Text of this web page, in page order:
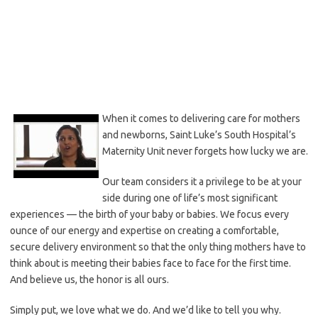
When it comes to delivering care for mothers
and newborns, Saint Luke’s South Hospital’s
Maternity Unit never forgets how lucky we are.
Our team considers it a privilege to be at your
side during one of life’s most significant
experiences — the birth of your baby or babies. We focus every
ounce of our energy and expertise on creating a comfortable,
secure delivery environment so that the only thing mothers have to
think about is meeting their babies face to face for the first time.
And believe us, the honor is all ours.
Simply put, we love what we do. And we’d like to tell you why.